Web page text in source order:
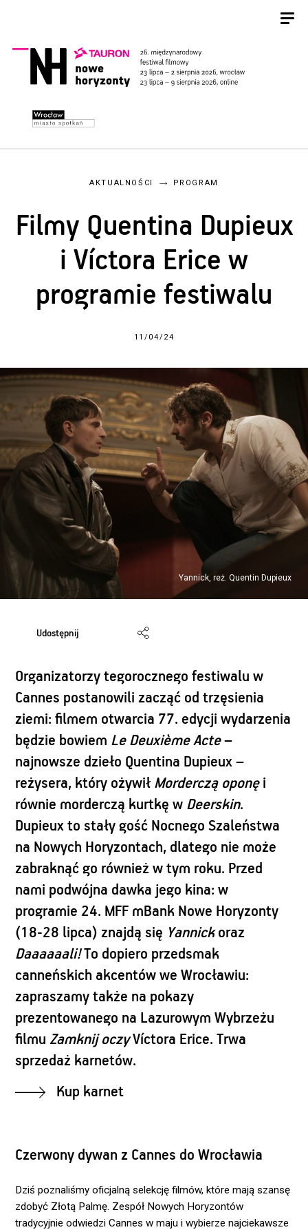
AKTUALNOŚCI PROGRAM
Filmy Quentina Dupieux
i Víctora Erice w
programie festiwalu
11/04/24
Yannick, reż. Quentin Dupieux
Udostępnij
Organizatorzy tegorocznego festiwalu w
Cannes postanowili zacząć od trzęsienia
ziemi: filmem otwarcia 77. edycji wydarzenia
będzie bowiem Le Deuxième Acte–
najnowsze dzieło Quentina Dupieux –
reżysera, który ożywił Morderczą oponęi
równie morderczą kurtkę w Deerskin.
Dupieux to stały gość Nocnego Szaleństwa
na Nowych Horyzontach, dlatego nie może
zabraknąć go również w tym roku. Przed
nami podwójna dawka jego kina: w
programie 24. MFF mBank Nowe Horyzonty
(18-28 lipca) znajdą się Yannickoraz
Daaaaaali!To dopiero przedsmak
canneńskich akcentów we Wrocławiu:
zapraszamy także na pokazy
prezentowanego na Lazurowym Wybrzeżu
filmu Zamknij oczyVíctora Erice. Trwa
sprzedaż karnetów.
Kup karnet
Czerwony dywan z Cannes do Wrocławia
Dziś poznaliśmy oficjalną selekcję filmów, które mają szansę
zdobyć Złotą Palmę. Zespół Nowych Horyzontów
tradycyjnie odwiedzi Cannes w maju i wybierze najciekawsze